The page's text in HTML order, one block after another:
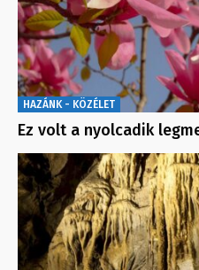
HAZÁNK - KÖZÉLET
Ez volt a nyolcadik